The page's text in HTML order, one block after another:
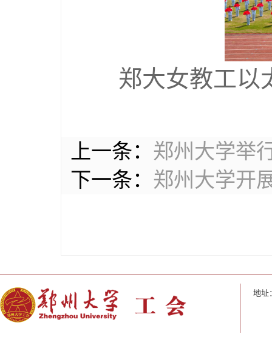
郑大女教工以
上一条： 郑州大学举
下一条： 郑州大学开
地址